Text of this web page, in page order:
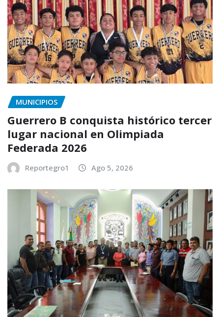
MUNICIPIOS
Guerrero B conquista histórico tercer
lugar nacional en Olimpiada
Federada 2026
Reportegro1 Ago 5, 2026